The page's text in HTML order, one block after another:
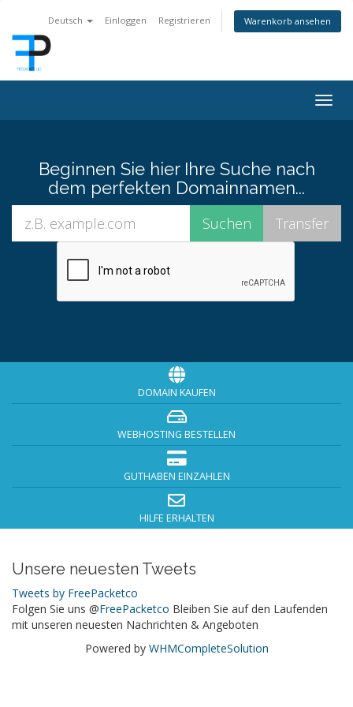
Deutsch Einloggen Registrieren Warenkorb ansehen
Beginnen Sie hier Ihre Suche nach
dem perfekten Domainnamen...
DOMAIN KAUFEN
WEBHOSTING BESTELLEN
GUTHABEN EINZAHLEN
HILFE ERHALTEN
Unsere neuesten Tweets
Tweets by FreePacketco
Folgen Sie uns @FreePacketco Bleiben Sie auf den Laufenden
mit unseren neuesten Nachrichten & Angeboten
Powered by WHMCompleteSolution